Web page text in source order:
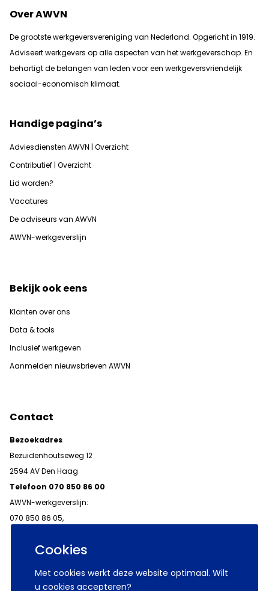
Cookies
Met cookies werkt deze website optimaal. Wilt
u cookies accepteren?
Over AWVN
De grootste werkgeversvereniging van Nederland. Opgericht in 1919.
Adviseert werkgevers op alle aspecten van het werkgeverschap. En
behartigt de belangen van leden voor een werkgeversvriendelijk
sociaal-economisch klimaat.
Handige pagina’s
Adviesdiensten AWVN | Overzicht
Contributief | Overzicht
Lid worden?
Vacatures
De adviseurs van AWVN
AWVN-werkgeverslijn
Bekijk ook eens
Klanten over ons
Data & tools
Inclusief werkgeven
Aanmelden nieuwsbrieven AWVN
Contact
Bezoekadres
Bezuidenhoutseweg 12
2594 AV Den Haag
Telefoon 070 850 86 00
AWVN-werkgeverslijn:
070 850 86 05,
© 2026 AWVN